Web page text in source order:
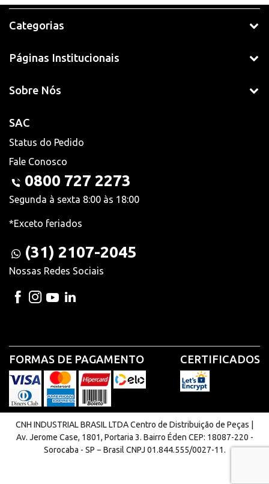
Categorias
Páginas Institucionais
Sobre Nós
SAC
Status do Pedido
Fale Conosco
0800 727 2273
Segunda à sexta 8:00 às 18:00
*Exceto feriados
(31) 2107-2045
Nossas Redes Sociais
FORMAS DE PAGAMENTO CERTIFICADOS
CNH INDUSTRIAL BRASIL LTDA Centro de Distribuição de Peças |
Av. Jerome Case, 1801, Portaria 3. Bairro Éden CEP: 18087-220 -
Sorocaba - SP − Brasil CNPJ 01.844.555/0027-11.